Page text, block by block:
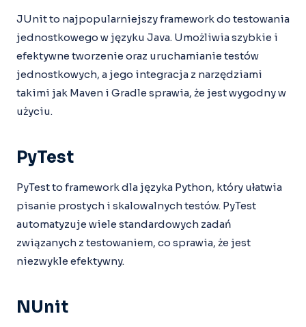
JUnit to najpopularniejszy framework do testowania
jednostkowego w języku Java. Umożliwia szybkie i
efektywne tworzenie oraz uruchamianie testów
jednostkowych, a jego integracja z narzędziami
takimi jak Maven i Gradle sprawia, że jest wygodny w
użyciu.
PyTest
PyTest to framework dla języka Python, który ułatwia
pisanie prostych i skalowalnych testów. PyTest
automatyzuje wiele standardowych zadań
związanych z testowaniem, co sprawia, że jest
niezwykle efektywny.
NUnit